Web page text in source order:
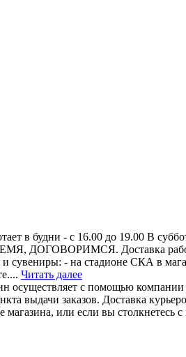
в будни - с 16.00 до 19.00
Доставка работает
сувениры: - на стадионе СКА в
Читать далее
осуществляет с помощью
выдачи заказов. Доставка
или если вы